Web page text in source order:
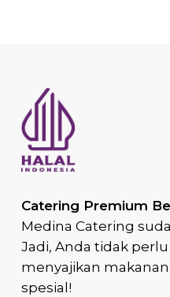
Catering Premium
Medina Catering
Jadi, Anda tidak
menyajikan
spesial!